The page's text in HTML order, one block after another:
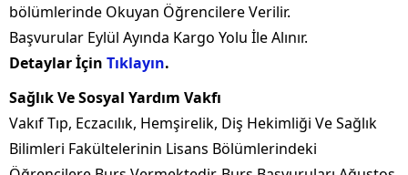
bölümlerinde Okuyan Öğrencilere Verilir.
Başvurular Eylül Ayında Kargo Yolu İle Alınır.
Detaylar İçin Tıklayın.
Sağlık Ve Sosyal Yardım Vakfı
Vakıf Tıp, Eczacılık, Hemşirelik, Diş Hekimliği Ve Sağlık
Bilimleri Fakültelerinin Lisans Bölümlerindeki